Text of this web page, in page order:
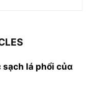
lá phổi củɑ